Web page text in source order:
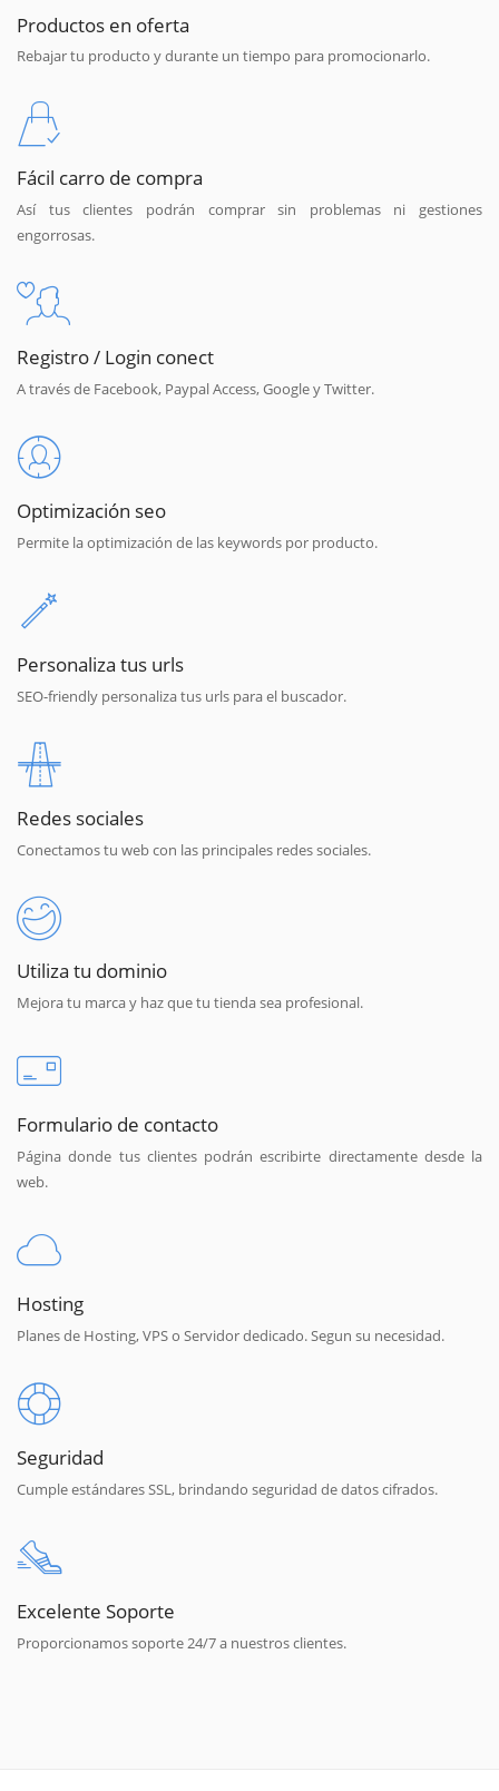
Productos en oferta
Rebajar tu producto y durante un tiempo para promocionarlo.
Fácil carro de compra
Así tus clientes podrán comprar sin problemas ni gestiones
engorrosas.
Registro / Login conect
A través de Facebook, Paypal Access, Google y Twitter.
Optimización seo
Permite la optimización de las keywords por producto.
Personaliza tus urls
SEO-friendly personaliza tus urls para el buscador.
Redes sociales
Conectamos tu web con las principales redes sociales.
Utiliza tu dominio
Mejora tu marca y haz que tu tienda sea profesional.
Formulario de contacto
Página donde tus clientes podrán escribirte directamente desde la
web.
Hosting
Planes de Hosting, VPS o Servidor dedicado. Segun su necesidad.
Seguridad
Cumple estándares SSL, brindando seguridad de datos cifrados.
Excelente Soporte
Proporcionamos soporte 24/7 a nuestros clientes.